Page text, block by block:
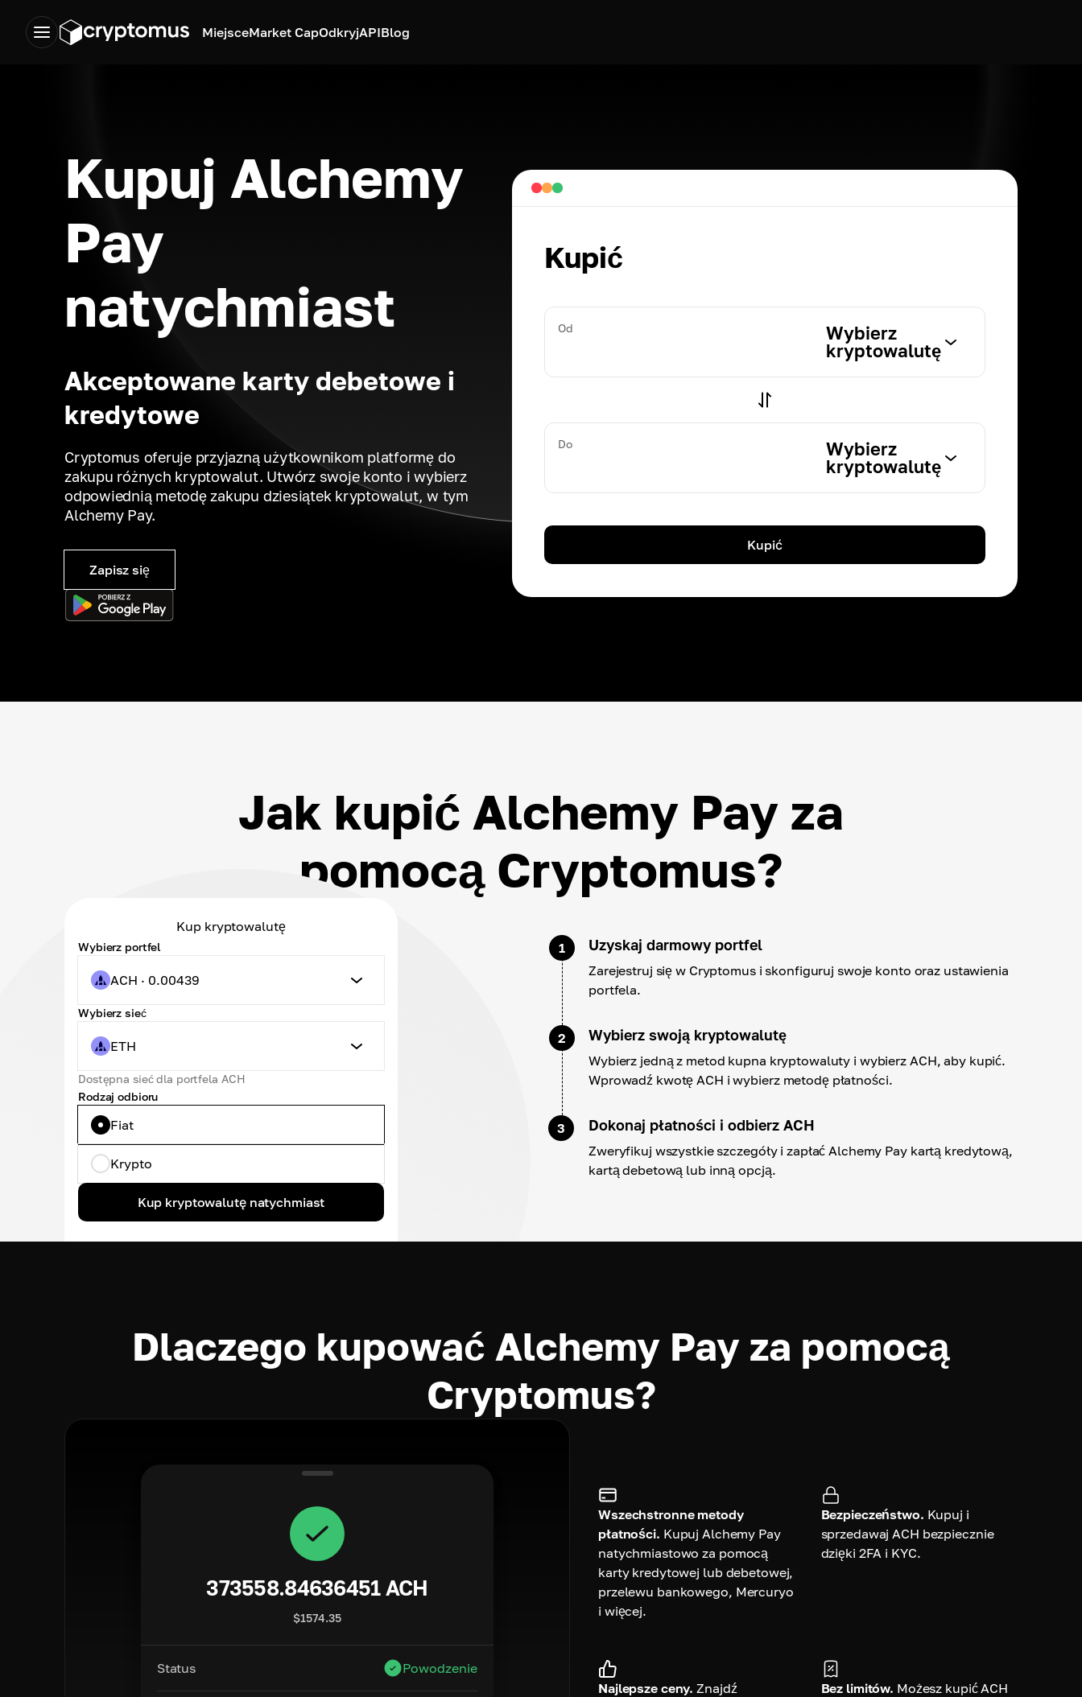
MiejsceMarket CapOdkryjAPIBlog
Kupuj Alchemy
Pay
natychmiast
Akceptowane karty debetowe i
kredytowe
Cryptomus oferuje przyjazną użytkownikom platformę do
zakupu różnych kryptowalut. Utwórz swoje konto i wybierz
odpowiednią metodę zakupu dziesiątek kryptowalut, w tym
Alchemy Pay.
Zapisz się
Kupić
Od
Wybierz
kryptowalutę
Do
Wybierz
kryptowalutę
Kupić
Jak kupić Alchemy Pay za
pomocą Cryptomus?
Kup kryptowalutę
Wybierz portfel
ACH · 0.00439
Wybierz sieć
ETH
Dostępna sieć dla portfela ACH
Rodzaj odbioru
Fiat
Krypto
Kup kryptowalutę natychmiast
1 Uzyskaj darmowy portfel
Zarejestruj się w Cryptomus i skonfiguruj swoje konto oraz ustawienia
portfela.
2 Wybierz swoją kryptowalutę
Wybierz jedną z metod kupna kryptowaluty i wybierz ACH, aby kupić.
Wprowadź kwotę ACH i wybierz metodę płatności.
3 Dokonaj płatności i odbierz ACH
Zweryfikuj wszystkie szczegóły i zapłać Alchemy Pay kartą kredytową,
kartą debetową lub inną opcją.
Dlaczego kupować Alchemy Pay za pomocą
Cryptomus?
373558.84636451 ACH
$1574.35
Status Powodzenie
Wszechstronne metody
płatności. Kupuj Alchemy Pay
natychmiastowo za pomocą
karty kredytowej lub debetowej,
przelewu bankowego, Mercuryo
i więcej.
Bezpieczeństwo. Kupuj i
sprzedawaj ACH bezpiecznie
dzięki 2FA i KYC.
Najlepsze ceny. Znajdź
Bez limitów. Możesz kupić ACH